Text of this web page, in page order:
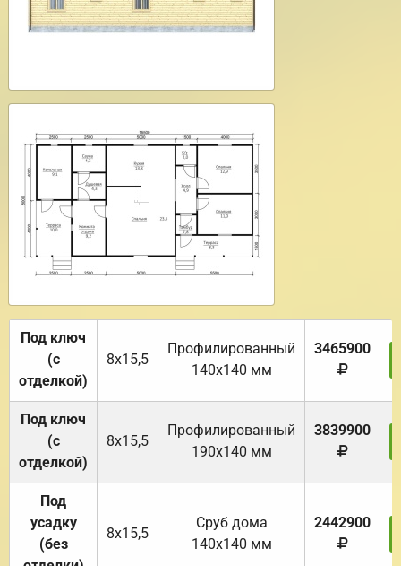
Под ключ
(с
отделкой)
8х15,5
Профилированный
140х140 мм
3465900
Под ключ
(с
отделкой)
8х15,5
Профилированный
190х140 мм
3839900
Под
усадку
(без
8х15,5
Cруб дома
140х140 мм
2442900